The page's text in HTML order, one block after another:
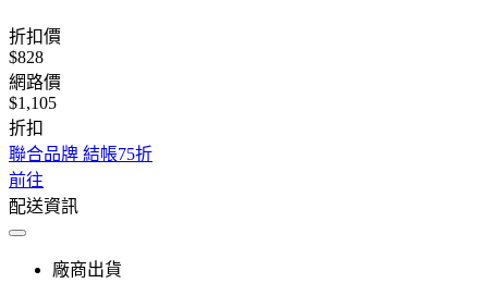
折扣價
$828
網路價
$1,105
折扣
聯合品牌 結帳75折
前往
配送資訊
廠商出貨